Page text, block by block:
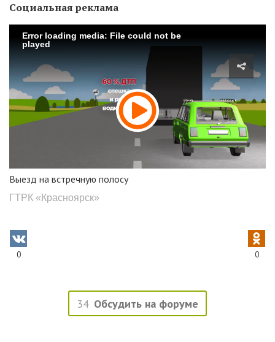
Социальная реклама
Error loading media: File could not be
played
Выезд на встречную полосу
ГТРК «Красноярск»
0 0
34 Обсудить на форуме